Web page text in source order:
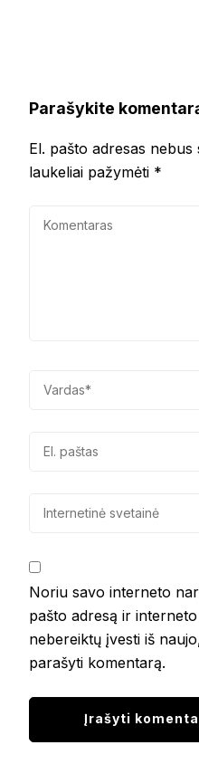
Parašykite
El. pašto adresas nebus
laukeliai pažymėti *
Noriu savo interneto
pašto adresą ir
nebereiktų įvesti iš
parašyti komentarą.